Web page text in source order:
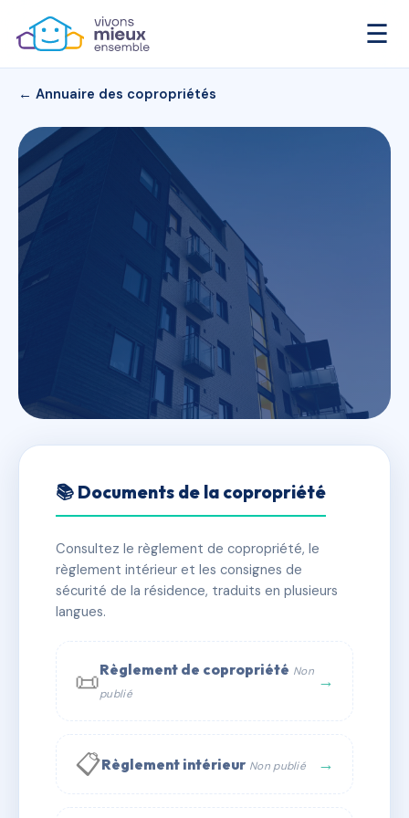
☰
← Annuaire des copropriétés
LE BELVEDERE BAT B - 10 AV
JOSEPH LIAUTAUD
📍 LE BELVESERE - 10 AVENUE JOSEPH LIAUTAUD
CASSIS
✓ Immatriculée
📞 Contacter Syndic Digital 💬 WhatsApp
✉ Email
📚 Documents de la copropriété
Consultez le règlement de copropriété, le
règlement intérieur et les consignes de
sécurité de la résidence, traduits en plusieurs
langues.
📜Règlement de copropriété Non
publié
→
📋Règlement intérieur Non publié →